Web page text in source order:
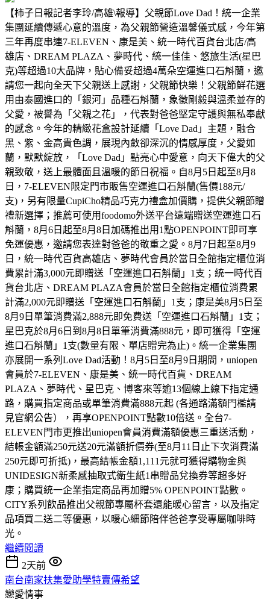
【柿子日報記者李玲/高雄\報導】父親節Love Dad！統一企業
集團延續傳遞心意的溫度，為父親節營造溫馨儀式感，今年第
三年再度串連7-ELEVEN、康是美、統一時代百貨台北店/高
雄店、DREAM PLAZA、夢時代、統一佳佳、悠旅生活(星巴
克)等超過10大品牌，貼心備妥超過4萬朵空運進口石斛蘭，邀
請您一起向全天下父親送上感謝，父親節快樂！父親節鮮花選
用由泰國進口的「銀河」品種石斛蘭，象徵剛毅與溫柔並存的
父愛，被譽為「父親之花」，代表對爸爸堅定守護與無私奉獻
的感念。今年的精緻花盒設計延續「Love Dad」主題，融合
黑、紫、金高貴色調，展現內斂卻深沉的情感厚度，父愛如
蘭，默默綻放，「Love Dad」點亮心中愛意，向天下偉大的父
親致敬，送上最體面且溫暖的節日祝福。自8月5日起至8月8
日，7-ELEVEN限定門市販售空運進口石斛蘭(售價188元/
支)，另有限量CupiCho精品巧克力禮盒加價購，提供父親節贈
禮新選擇；推薦可使用foodomo外送平台遠端贈送空運進口石
斛蘭，8月6日起至8月8日加碼推出用1點OPENPOINT即可享
免運優惠，邀請您表達對爸爸的敬重之愛。8月7日起至8月9
日，統一時代百貨高雄店、夢時代會員於當日全館指定櫃位消
費累計滿3,000元即贈送「空運進口石斛蘭」1支；統一時代百
貨台北店、DREAM PLAZA會員於當日全館指定櫃位消費累
計滿2,000元即贈送「空運進口石斛蘭」1支；康是美8月5日至
8月9日單筆消費滿2,888元即免費送「空運進口石斛蘭」1支；
星巴克於8月6日到8月8日單筆消費滿888元，即可獲得「空運
進口石斛蘭」1支(數量有限、單店贈完為止)。統一企業集團
亦展開一系列Love Dad活動！8月5日至8月9日期間，uniopen
會員於7-ELEVEN、康是美、統一時代百貨、DREAM
PLAZA、夢時代、星巴克、博客來等逾13個線上線下指定通
路，購買指定商品或單筆消費滿888元起 (各通路滿額門檻請
見官網公告），再享OPENPOINT點數10倍送。全台7-
ELEVEN門市更推出uniopen會員消費滿額優惠三重送活動，
結帳金額滿250元送20元滿額折價券(至8月11日止下次消費滿
250元即可折抵)，最高結帳金額1,111元就可獲得購物金與
UNIDESIGN新柔感抽取式衛生紙1串贈品兌換券等超多好
康；購買統一企業指定商品再加贈5% OPENPOINT點數。
CITY系列飲品推出父親節專屬杯套還能暖心留言，以及指定
品項買二送二等優惠，以暖心細節陪伴爸爸享受專屬咖啡時
光。
繼續閱讀
2天前
南台南家扶集愛助學特賣傳希望
戀愛情事